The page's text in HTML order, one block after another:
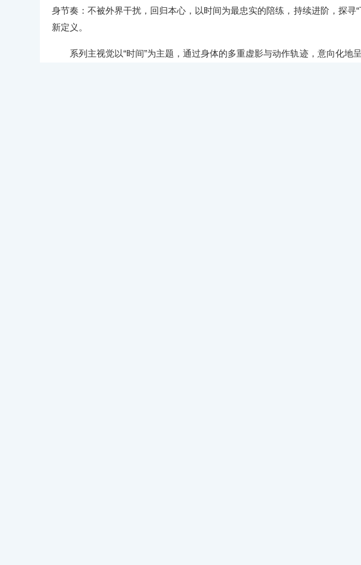
身节奏：不被外界干扰，回归本心，以时间为最忠实的陪练，持续进阶，探寻
新定义。
系列主视觉以“时间”为主题，通过身体的多重虚影与动作轨迹，意向化地